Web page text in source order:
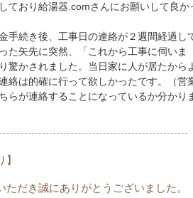
ており給湯器.comさんにお願いして良か
手続き後、工事日の連絡が２週間経過し
た矢先に突然、「これから工事に伺いま
驚かされました。当日家に人が居たから
絡は的確に行って欲しかったです。（営
らが連絡することになっているか分かり
ただき誠にありがとうございました。